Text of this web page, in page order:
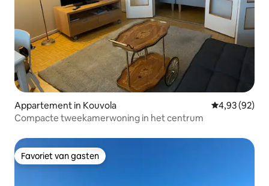
Appartement in Kouvola Gemiddelde
4,93 (92)
Compacte tweekamerwoning in het centrum
Favoriet van gasten
Favoriet van gasten